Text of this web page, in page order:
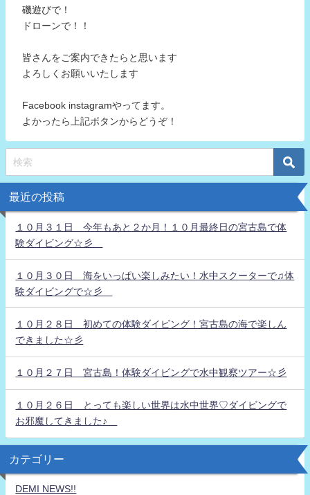
磯遊びで！
ドローンで！！
皆さんをご案内できたらと思います
よろしくお願いいたします
Facebook instagramやってます。
よかったら上記ボタンからどうぞ！
最近の投稿
１０月３１日 今年もあと２か月！１０月最終日の宮古島で体
験ダイビング☆彡
１０月３０日 海をいっぱい楽しみたい！水中スクーターで♫体
験ダイビングで☆彡
１０月２８日 初めての体験ダイビング！宮古島の海で楽しん
できました☆彡
１０月２７日 宮古島！体験ダイビングで水中観察ツアー☆彡
１０月２６日 とっても楽しい世界は水中世界♡ダイビングで
お邪魔してきました♪
カテゴリー
DEMI NEWS!!